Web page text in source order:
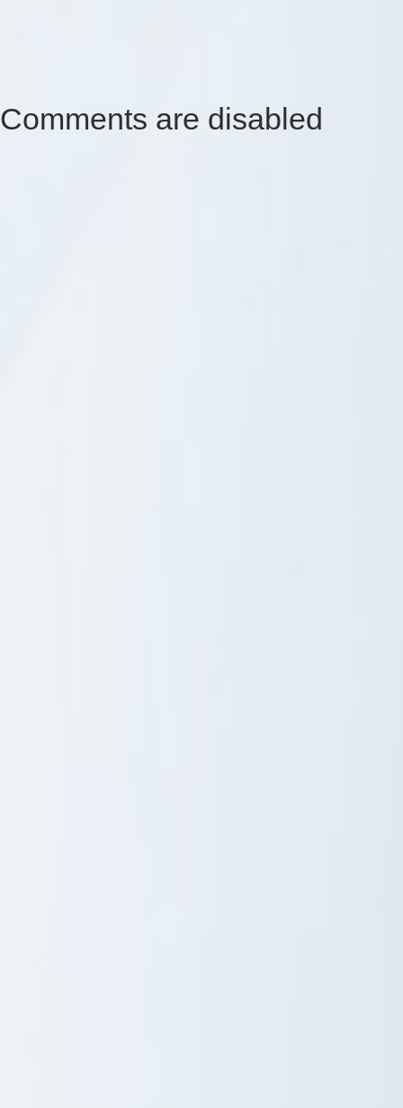
Comments are disabled